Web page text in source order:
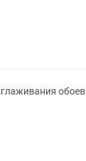
обоев